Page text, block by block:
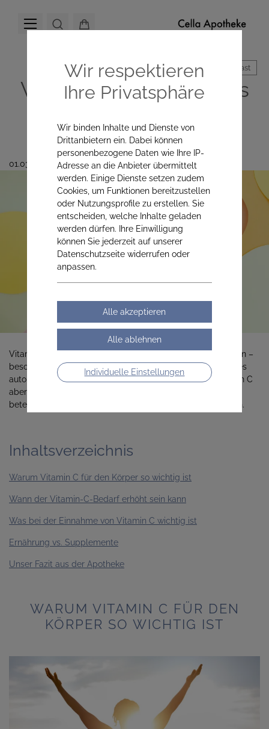
Hoher Kontrast
Vitamin C: Viel mehr als
01.03.2026
Vitamin C.
Vitamin C zählt zu den bekanntesten Nahrungsergänzungen –
besonders in der kalten Jahreszeit. Die meisten verbinden es
automatisch mit dem Immunsystem. Tatsächlich ist Vitamin C
aber an zahlreichen lebenswichtigen Prozessen im Körper
beteiligt und erfüllt weit mehr Aufgaben, als viele vermuten.
Inhaltsverzeichnis
Warum Vitamin C für den Körper so wichtig ist
Wann der Vitamin-C-Bedarf erhöht sein kann
Was bei der Einnahme von Vitamin C wichtig ist
Ernährung vs. Supplemente
Unser Fazit aus der Apotheke
WARUM VITAMIN C FÜR DEN
KÖRPER SO WICHTIG IST
Wir respektieren
Ihre Privatsphäre
Wir binden Inhalte und Dienste von
Drittanbietern ein. Dabei können
personenbezogene Daten wie Ihre IP-
Adresse an die Anbieter übermittelt
werden. Einige Dienste setzen zudem
Cookies, um Funktionen bereitzustellen
oder Nutzungsprofile zu erstellen. Sie
entscheiden, welche Inhalte geladen
werden dürfen. Ihre Einwilligung
können Sie jederzeit auf unserer
Datenschutzseite widerrufen oder
anpassen.
Individuelle Einstellungen